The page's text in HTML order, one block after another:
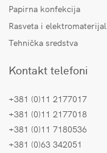
Papirna konfekcija
Rasveta i elektromaterijal
Tehnička sredstva
Kontakt telefoni
+381 (0)11 2177017
+381 (0)11 2177018
+381 (0)11 7180536
+381 (0)63 342051